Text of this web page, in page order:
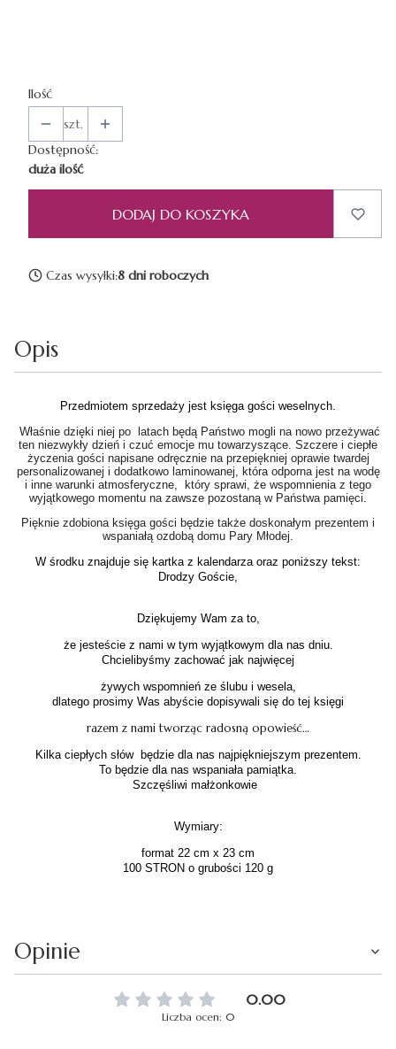
Ilość
szt.
Dostępność:
duża ilość
DODAJ DO KOSZYKA
Czas wysyłki:8 dni roboczych
Opis
Przedmiotem sprzedaży jest księga gości weselnych.
Właśnie dzięki niej po latach będą Państwo mogli na nowo przeżywać
ten niezwykły dzień i czuć emocje mu towarzyszące. Szczere i ciepłe
życzenia gości napisane odręcznie na przepiękniej oprawie twardej
personalizowanej i dodatkowo laminowanej, która odporna jest na wodę
i inne warunki atmosferyczne, który sprawi, że wspomnienia z tego
wyjątkowego momentu na zawsze pozostaną w Państwa pamięci.
Pięknie zdobiona księga gości będzie także doskonałym prezentem i
wspaniałą ozdobą domu Pary Młodej.
W środku znajduje się kartka z kalendarza oraz poniższy tekst:
Drodzy Goście,
Dziękujemy Wam za to,
że jesteście z nami w tym wyjątkowym dla nas dniu.
Chcielibyśmy zachować jak najwięcej
żywych wspomnień ze ślubu i wesela,
dlatego prosimy Was abyście dopisywali się do tej księgi
razem z nami tworząc radosną opowieść…
Kilka ciepłych słów będzie dla nas najpiękniejszym prezentem.
To będzie dla nas wspaniała pamiątka.
Szczęśliwi małżonkowie
Wymiary:
format 22 cm x 23 cm
100 STRON o grubości 120 g
Opinie
0.00
Liczba ocen: 0